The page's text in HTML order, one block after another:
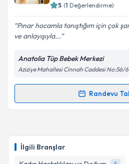
İlgili Branşlar
Kişisel verilerimin
Metni'ni okudum ve
kapsamda işlenmesini
5 (1 Değerlendirme)
Pınar hocamla tanıştığım için çok
ve anlayışıyla...
Anatolia Tüp Bebek Merkezi
Aziziye Mahallesi Cinnah Caddesi No:56/6
Randevu
Randevu Takvimi Talebi
takvim hazırlandığında e-